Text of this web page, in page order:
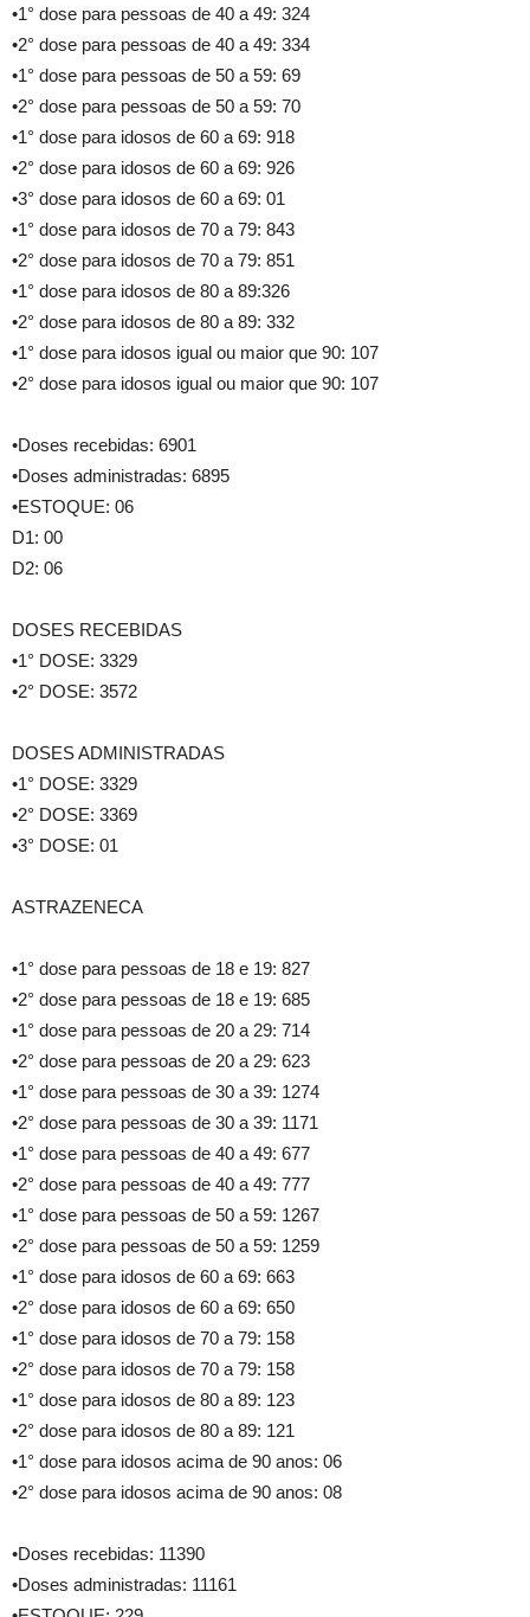
•1° dose para pessoas de 40 a 49: 324
•2° dose para pessoas de 40 a 49: 334
•1° dose para pessoas de 50 a 59: 69
•2° dose para pessoas de 50 a 59: 70
•1° dose para idosos de 60 a 69: 918
•2° dose para idosos de 60 a 69: 926
•3° dose para idosos de 60 a 69: 01
•1° dose para idosos de 70 a 79: 843
•2° dose para idosos de 70 a 79: 851
•1° dose para idosos de 80 a 89:326
•2° dose para idosos de 80 a 89: 332
•1° dose para idosos igual ou maior que 90: 107
•2° dose para idosos igual ou maior que 90: 107
•Doses recebidas: 6901
•Doses administradas: 6895
•ESTOQUE: 06
D1: 00
D2: 06
DOSES RECEBIDAS
•1° DOSE: 3329
•2° DOSE: 3572
DOSES ADMINISTRADAS
•1° DOSE: 3329
•2° DOSE: 3369
•3° DOSE: 01
ASTRAZENECA
•1° dose para pessoas de 18 e 19: 827
•2° dose para pessoas de 18 e 19: 685
•1° dose para pessoas de 20 a 29: 714
•2° dose para pessoas de 20 a 29: 623
•1° dose para pessoas de 30 a 39: 1274
•2° dose para pessoas de 30 a 39: 1171
•1° dose para pessoas de 40 a 49: 677
•2° dose para pessoas de 40 a 49: 777
•1° dose para pessoas de 50 a 59: 1267
•2° dose para pessoas de 50 a 59: 1259
•1° dose para idosos de 60 a 69: 663
•2° dose para idosos de 60 a 69: 650
•1° dose para idosos de 70 a 79: 158
•2° dose para idosos de 70 a 79: 158
•1° dose para idosos de 80 a 89: 123
•2° dose para idosos de 80 a 89: 121
•1° dose para idosos acima de 90 anos: 06
•2° dose para idosos acima de 90 anos: 08
•Doses recebidas: 11390
•Doses administradas: 11161